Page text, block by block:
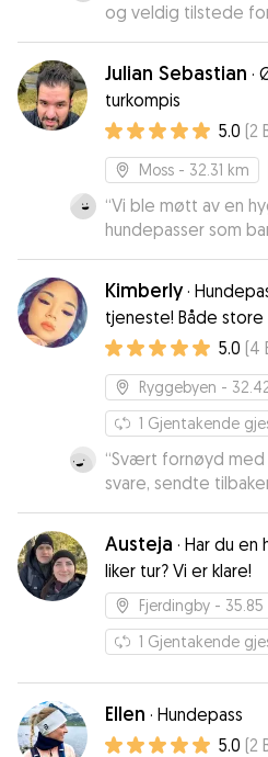
og veldig tilstede
kjempeglad når vi
det sier mye.. Jeg
varmeste.”
Julian Sebastian ·
turkompis
5.0 (2
Moss - 32.31 km
“Vi ble møtt av en
hundepasser som
inntrykk. Vi sendte
passet vår hund, og
svar. Vi kommer
denne
Og vil klart anbefale
Kimberly·
tjeneste! Både store
5.0 (4
Ryggebyen -
1 Gjentakende
“Svært fornøyd med
svare, sendte
underveis i
Austeja · Har du en
liker tur? Vi er klare!
Fjerdingby - 35.85
1 Gjentakende
Ellen · Hundepass
5.0 (2